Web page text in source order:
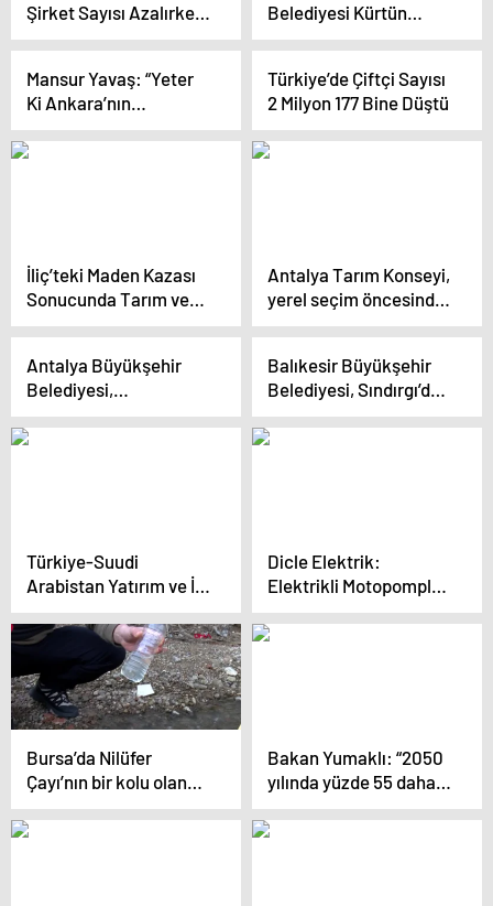
Şirket Sayısı Azalırken
Kapanan Şirket Sayısı
Belediyesi Kürtün
vadisindeki tarım
Mansur Yavaş: “Yeter
Ki Ankara’nın
Kırsalında Üretimlere
Başlansın. Biz Sonuna
Türkiye’de Çiftçi Sayısı
2 Milyon 177 Bine Düştü
İliç’teki Maden Kazası
Sonucunda Tarım ve
Çevre İçin Uyarı
Antalya Tarım Konseyi,
yerel seçim öncesinde
tarım sektörünün
Antalya Büyükşehir
Belediyesi,
Korkuteli’nde Tarımsal
Sulama Projesi
Balıkesir Büyükşehir
Belediyesi, Sındırgı’da
Çiftçilere Ceviz ve
Badem Fidanı Dağıttı
Türkiye-Suudi
Arabistan Yatırım ve İş
Forumu’nda Gıda
Güvenliği İttifakları
Masaya Yatırıldı
Dicle Elektrik:
Elektrikli Motopomplar
Yer Altı Sularının
Tükenmesine Neden
Bursa’da Nilüfer
Çayı’nın bir kolu olan
Demirtaş Deresi
kimyasal atıklar
Bakan Yumaklı: “2050
yılında yüzde 55 daha
fazla suya, yüzde 65’te
daha fazla gıdaya